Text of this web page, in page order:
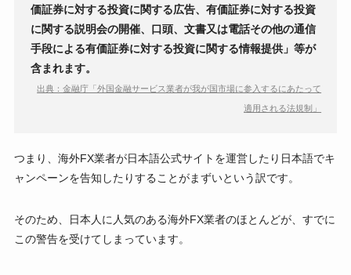
価証券に対する投資に関する広告、有価証券に対する投資
に関する説明会の開催、口頭、文書又は電話その他の通信
手段による有価証券に対する投資に関する情報提供」等が
含まれます。
出典：金融庁「外国金融サービス業者が我が国市場に参入するにあたって
適用される法規制」
つまり、海外FX業者が日本語公式サイトを運営したり日本語でキ
ャンペーンを告知したりすることがまずいという訳です。
そのため、日本人に人気のある海外FX業者のほとんどが、すでに
この警告を受けてしまっています。